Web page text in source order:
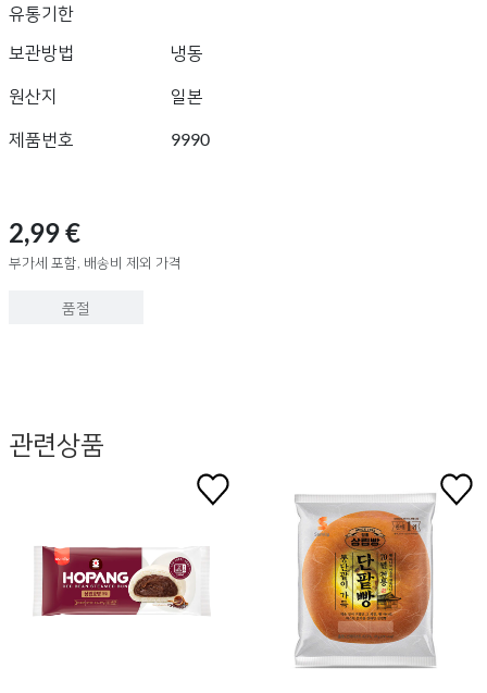
유통기한
보관방법
냉동
원산지 일본
제품번호 9990
2,99 €
부가세 포함, 배송비 제외 가격
품절
관련상품